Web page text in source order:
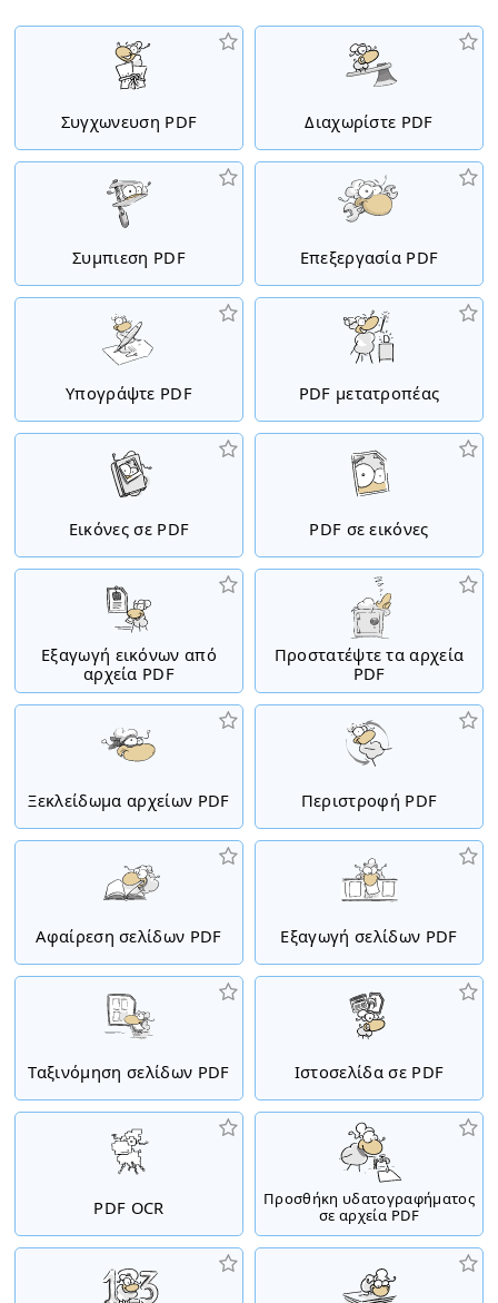
Συγχωνευση PDF Διαχωρίστε PDF
Συμπιεση PDF Επεξεργασία PDF
Υπογράψτε PDF PDF μετατροπέας
Εικόνες σε PDF PDF σε εικόνες
Εξαγωγή εικόνων από
αρχεία PDF
Προστατέψτε τα αρχεία
PDF
Ξεκλείδωμα αρχείων PDF Περιστροφή PDF
Αφαίρεση σελίδων PDF Εξαγωγή σελίδων PDF
Ταξινόμηση σελίδων PDF Ιστοσελίδα σε PDF
PDF OCR
Προσθήκη υδατογραφήματος
σε αρχεία PDF